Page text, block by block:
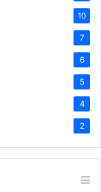
10
7
6
5
4
2